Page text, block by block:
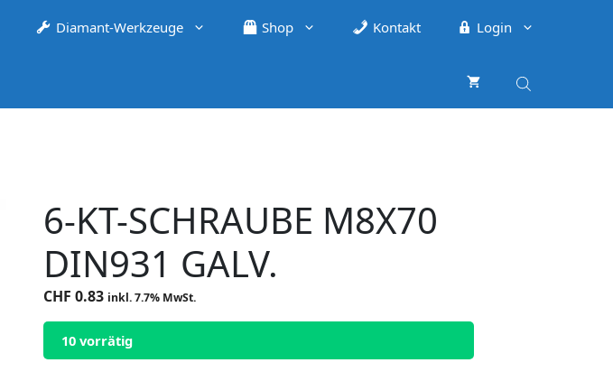
Diamant-Werkzeuge Shop Kontakt Login
6-KT-SCHRAUBE M8X70
DIN931 GALV.
CHF 0.83 inkl. 7.7% MwSt.
10 vorrätig